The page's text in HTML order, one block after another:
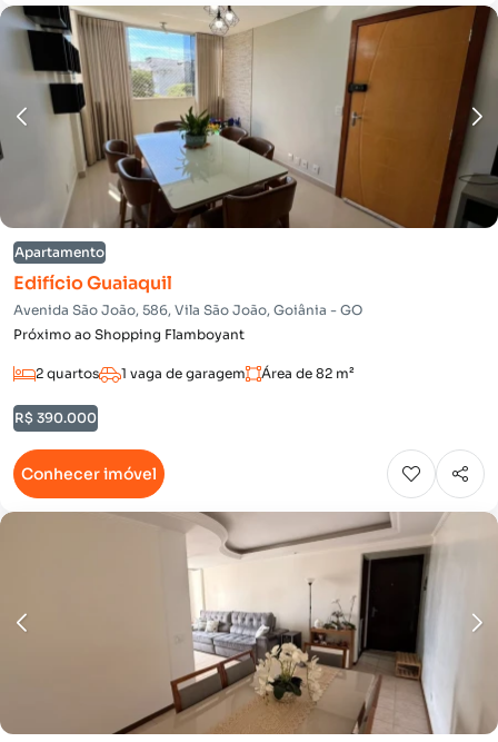
Apartamento
Edifício Guaiaquil
Avenida São João, 586, Vila São João, Goiânia - GO
Próximo ao Shopping Flamboyant
2 quartos 1 vaga de garagem Área de 82 m²
R$ 390.000
Conhecer imóvel